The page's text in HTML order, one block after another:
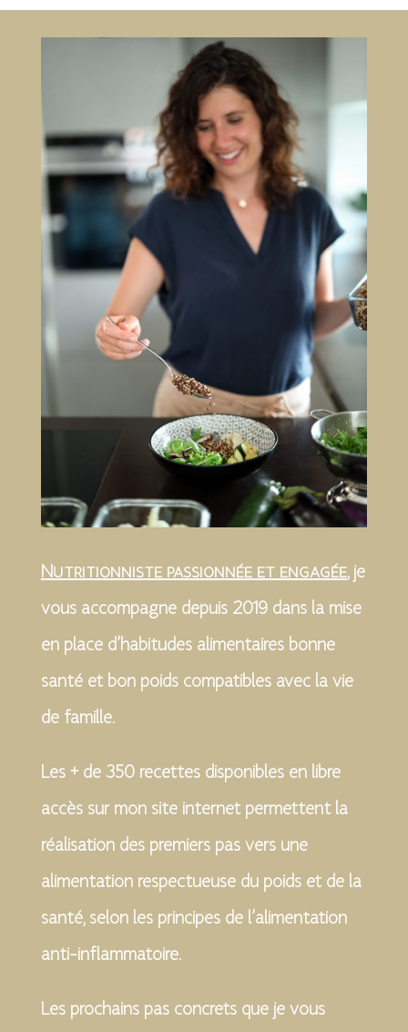
Nutritionniste passionnée et engagée, je
vous accompagne depuis 2019 dans la mise
en place d’habitudes alimentaires bonne
santé et bon poids compatibles avec la vie
de famille.
Les + de 350 recettes disponibles en libre
accès sur mon site internet permettent la
réalisation des premiers pas vers une
alimentation respectueuse du poids et de la
santé, selon les principes de l’alimentation
anti-inflammatoire.
Les prochains pas concrets que je vous